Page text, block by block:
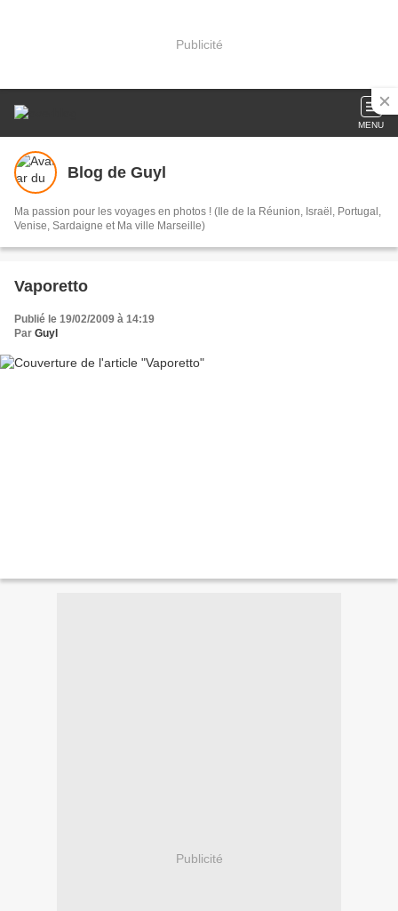
Publicité
MENU
Blog de Guyl
Ma passion pour les voyages en photos ! (Ile de la Réunion, Israël, Portugal,
Venise, Sardaigne et Ma ville Marseille)
Vaporetto
Publié le 19/02/2009 à 14:19
Par Guyl
Publicité